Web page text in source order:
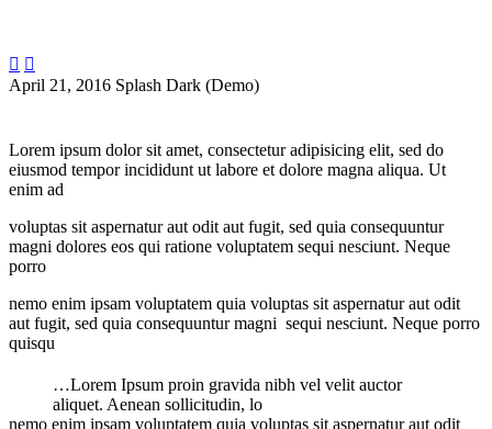
 
April 21, 2016 Splash Dark (Demo)
Lorem ipsum dolor sit amet, consectetur adipisicing elit, sed do
eiusmod tempor incididunt ut labore et dolore magna aliqua. Ut
enim ad
voluptas sit aspernatur aut odit aut fugit, sed quia consequuntur
magni dolores eos qui ratione voluptatem sequi nesciunt. Neque
porro
nemo enim ipsam voluptatem quia voluptas sit aspernatur aut odit
aut fugit, sed quia consequuntur magni sequi nesciunt. Neque porro
quisqu
…Lorem Ipsum proin gravida nibh vel velit auctor
aliquet. Aenean sollicitudin, lo
nemo enim ipsam voluptatem quia voluptas sit aspernatur aut odit